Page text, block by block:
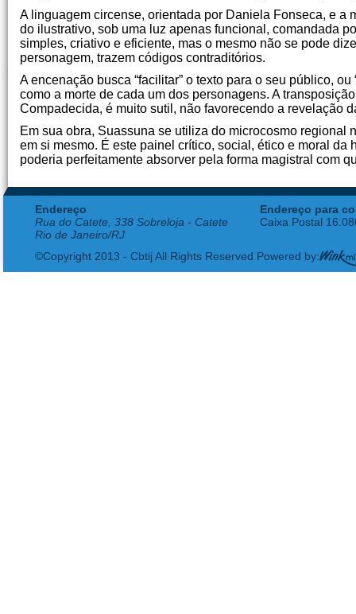
A linguagem circense, orientada por Daniela Fonseca, e a
do ilustrativo, sob uma luz apenas funcional, comandada
simples, criativo e eficiente, mas o mesmo não se pode
personagem, trazem códigos contraditórios.
A encenação busca “facilitar” o texto para o seu público,
como a morte de cada um dos personagens. A
Compadecida, é muito sutil, não favorecendo a revelação
Em sua obra, Suassuna se utiliza do microcosmo
em si mesmo. É este painel crítico, social, ético e moral
poderia perfeitamente absorver pela forma magistral com
Endereço
Rua do Catete, 338 Sobreloja - Catete
Rio de Janeiro/RJ
Endereço para
Caixa Postal
©Copyright 2013 - Cbtij All Rights Reserved Powered by: